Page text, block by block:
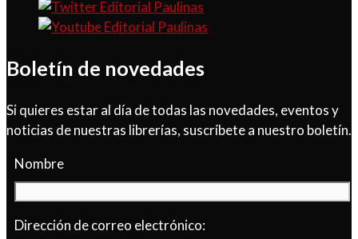
Boletín de novedades
Si quieres estar al día de todas las novedades, eventos y
noticias de nuestras librerías, suscríbete a nuestro boletín.
Nombre
Dirección de correo electrónico: